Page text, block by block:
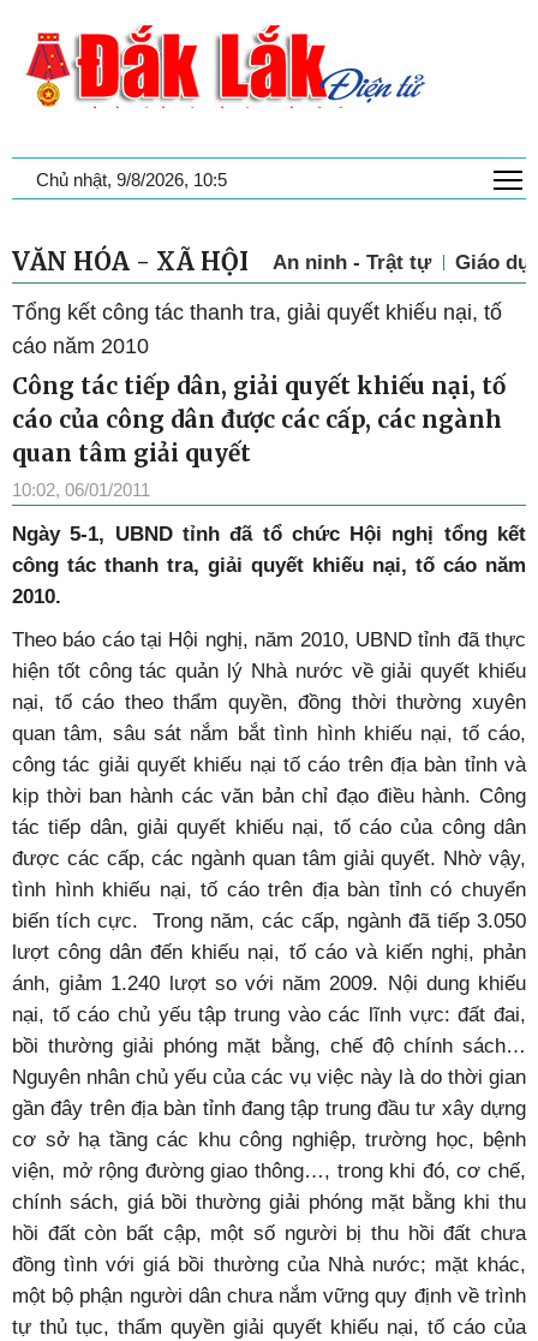
Chủ nhật, 9/8/2026, 10:5
VĂN HÓA - XÃ HỘI An ninh - Trật tự Giáo
Tổng kết công tác thanh tra, giải quyết khiếu nại, tố
cáo năm 2010
Công tác tiếp dân, giải quyết khiếu nại, tố
cáo của công dân được các cấp, các ngành
quan tâm giải quyết
10:02, 06/01/2011
Ngày 5-1, UBND tỉnh đã tổ chức Hội nghị tổng kết
công tác thanh tra, giải quyết khiếu nại, tố cáo năm
2010.
Theo báo cáo tại Hội nghị, năm 2010, UBND tỉnh đã thực
hiện tốt công tác quản lý Nhà nước về giải quyết khiếu
nại, tố cáo theo thẩm quyền, đồng thời thường xuyên
quan tâm, sâu sát nắm bắt tình hình khiếu nại, tố cáo,
công tác giải quyết khiếu nại tố cáo trên địa bàn tỉnh và
kịp thời ban hành các văn bản chỉ đạo điều hành. Công
tác tiếp dân, giải quyết khiếu nại, tố cáo của công dân
được các cấp, các ngành quan tâm giải quyết. Nhờ vậy,
tình hình khiếu nại, tố cáo trên địa bàn tỉnh có chuyển
biến tích cực. Trong năm, các cấp, ngành đã tiếp 3.050
lượt công dân đến khiếu nại, tố cáo và kiến nghị, phản
ánh, giảm 1.240 lượt so với năm 2009. Nội dung khiếu
nại, tố cáo chủ yếu tập trung vào các lĩnh vực: đất đai,
bồi thường giải phóng mặt bằng, chế độ chính sách…
Nguyên nhân chủ yếu của các vụ việc này là do thời gian
gần đây trên địa bàn tỉnh đang tập trung đầu tư xây dựng
cơ sở hạ tầng các khu công nghiệp, trường học, bệnh
viện, mở rộng đường giao thông…, trong khi đó, cơ chế,
chính sách, giá bồi thường giải phóng mặt bằng khi thu
hồi đất còn bất cập, một số người bị thu hồi đất chưa
đồng tình với giá bồi thường của Nhà nước; mặt khác,
một bộ phận người dân chưa nắm vững quy định về trình
tự thủ tục, thẩm quyền giải quyết khiếu nại, tố cáo của